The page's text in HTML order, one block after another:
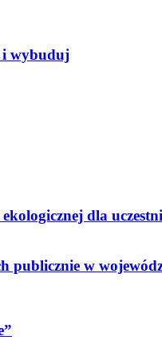
i wybuduj
dla
publicznie w